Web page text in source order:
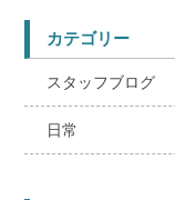
カテゴリー
スタッフブログ
日常